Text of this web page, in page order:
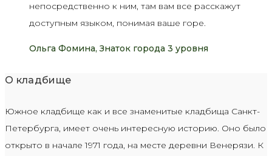
непосредственно к ним, там вам все расскажут
доступным языком, понимая ваше горе.
Ольга Фомина, Знаток города 3 уровня
О кладбище
Южное кладбище как и все знаменитые кладбища Санкт-
Петербурга, имеет очень интересную историю. Оно было
открыто в начале 1971 года, на месте деревни Венерязи. К